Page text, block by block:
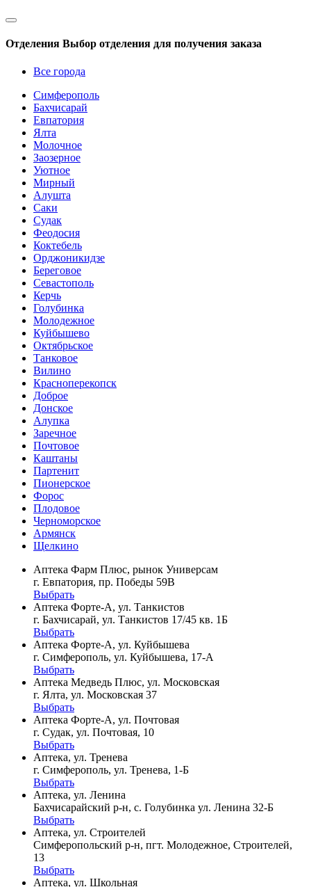
Отделения Выбор отделения для получения заказа
Все города
Симферополь
Бахчисарай
Евпатория
Ялта
Молочное
Заозерное
Уютное
Мирный
Алушта
Саки
Судак
Феодосия
Коктебель
Орджоникидзе
Береговое
Севастополь
Керчь
Голубинка
Молодежное
Куйбышево
Октябрьское
Танковое
Вилино
Красноперекопск
Доброе
Донское
Алупка
Заречное
Почтовое
Каштаны
Партенит
Пионерское
Форос
Плодовое
Черноморское
Армянск
Щелкино
Аптека Фарм Плюс, рынок Универсам
г. Евпатория, пр. Победы 59В
Выбрать
Аптека Форте-А, ул. Танкистов
г. Бахчисарай, ул. Танкистов 17/45 кв. 1Б
Выбрать
Аптека Форте-А, ул. Куйбышева
г. Симферополь, ул. Куйбышева, 17-А
Выбрать
Аптека Медведь Плюс, ул. Московская
г. Ялта, ул. Московская 37
Выбрать
Аптека Форте-А, ул. Почтовая
г. Судак, ул. Почтовая, 10
Выбрать
Аптека, ул. Тренева
г. Симферополь, ул. Тренева, 1-Б
Выбрать
Аптека, ул. Ленина
Бахчисарайский р-н, с. Голубинка ул. Ленина 32-Б
Выбрать
Аптека, ул. Строителей
Симферопольский р-н, пгт. Молодежное, Строителей,
13
Выбрать
Аптека, ул. Школьная